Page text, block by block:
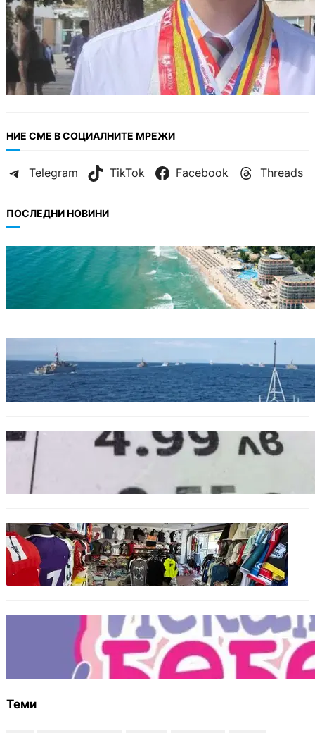
НИЕ СМЕ В СОЦИАЛНИТЕ МРЕЖИ
Telegram TikTok Facebook Threads
ПОСЛЕДНИ НОВИНИ
ИКОНОМИКА
Интерактивна карта показва всички водни
бази по Черноморието
Нов минен ловец за българския флот
пристига до края на годината
БЪЛГАРИЯ
Левът изчезва от етикетите: Търговците
БЪЛГАРИЯ
Иззеха фалшиви стоки за близо 650 000
евро при акция във Варна и „Златни
пясъци“
Инвитро подкрепата под въпрос? „Искам
бебе“ се обяви срещу прехвърлянето на
Центъра към НЗОК
Теми